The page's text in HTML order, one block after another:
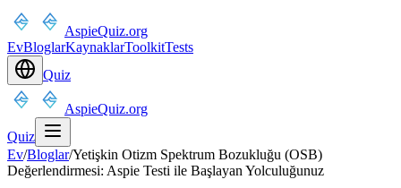
AspieQuiz.org
EvBloglarKaynaklarToolkitTests
Quiz
AspieQuiz.org
Quiz
Ev/Bloglar/Yetişkin Otizm Spektrum Bozukluğu (OSB)
Değerlendirmesi: Aspie Testi ile Başlayan Yolculuğunuz